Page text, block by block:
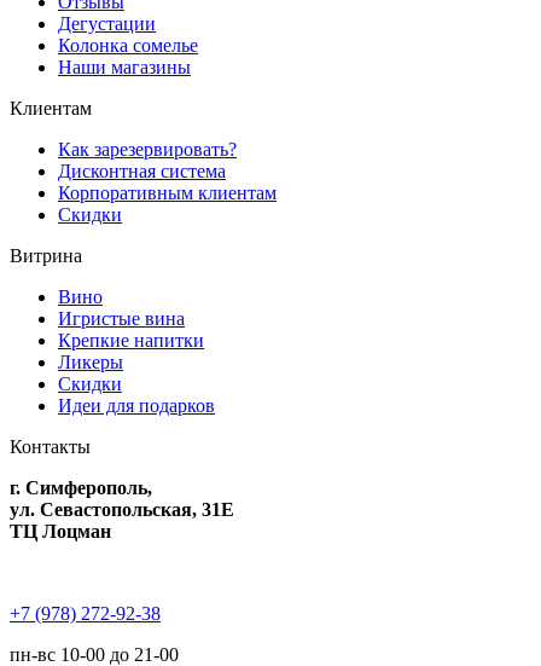
Дегустации
Колонка сомелье
Наши магазины
Клиентам
Как зарезервировать?
Дисконтная система
Корпоративным клиентам
Скидки
Витрина
Вино
Игристые вина
Крепкие напитки
Ликеры
Скидки
Идеи для подарков
Контакты
г. Симферополь,
ул. Севастопольская, 31Е
ТЦ Лоцман
+7 (978) 272-92-38
пн-вс 10-00 до 21-00